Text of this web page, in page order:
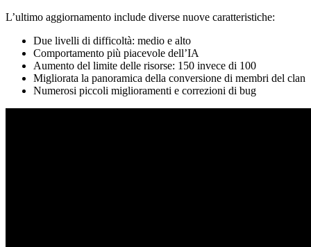
L’ultimo aggiornamento include diverse nuove caratteristiche:
Due livelli di difficoltà: medio e alto
Comportamento più piacevole dell’IA
Aumento del limite delle risorse: 150 invece di 100
Migliorata la panoramica della conversione di membri del clan
Numerosi piccoli miglioramenti e correzioni di bug